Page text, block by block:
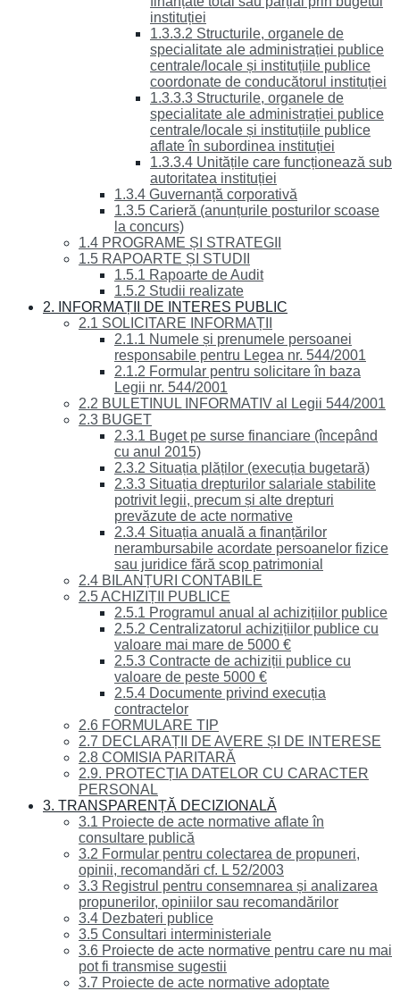
instituției
1.3.3.2 Structurile, organele de
specialitate ale administrației publice
centrale/locale și instituțiile publice
coordonate de conducătorul instituției
1.3.3.3 Structurile, organele de
specialitate ale administrației publice
centrale/locale și instituțiile publice
aflate în subordinea instituției
1.3.3.4 Unitățile care funcționează sub
autoritatea instituției
1.3.4 Guvernanță corporativă
1.3.5 Carieră (anunțurile posturilor scoase
la concurs)
1.4 PROGRAME ȘI STRATEGII
1.5 RAPOARTE ȘI STUDII
1.5.1 Rapoarte de Audit
1.5.2 Studii realizate
2. INFORMAȚII DE INTERES PUBLIC
2.1 SOLICITARE INFORMAȚII
2.1.1 Numele și prenumele persoanei
responsabile pentru Legea nr. 544/2001
2.1.2 Formular pentru solicitare în baza
Legii nr. 544/2001
2.2 BULETINUL INFORMATIV al Legii 544/2001
2.3 BUGET
2.3.1 Buget pe surse financiare (începând
cu anul 2015)
2.3.2 Situația plăților (execuția bugetară)
2.3.3 Situația drepturilor salariale stabilite
potrivit legii, precum și alte drepturi
prevăzute de acte normative
2.3.4 Situația anuală a finanțărilor
nerambursabile acordate persoanelor fizice
sau juridice fără scop patrimonial
2.4 BILANȚURI CONTABILE
2.5 ACHIZIȚII PUBLICE
2.5.1 Programul anual al achizițiilor publice
2.5.2 Centralizatorul achizițiilor publice cu
valoare mai mare de 5000 €
2.5.3 Contracte de achiziții publice cu
valoare de peste 5000 €
2.5.4 Documente privind execuția
contractelor
2.6 FORMULARE TIP
2.7 DECLARAȚII DE AVERE ȘI DE INTERESE
2.8 COMISIA PARITARĂ
2.9. PROTECȚIA DATELOR CU CARACTER
PERSONAL
3. TRANSPARENȚĂ DECIZIONALĂ
3.1 Proiecte de acte normative aflate în
consultare publică
3.2 Formular pentru colectarea de propuneri,
opinii, recomandări cf. L 52/2003
3.3 Registrul pentru consemnarea și analizarea
propunerilor, opiniilor sau recomandărilor
3.4 Dezbateri publice
3.5 Consultari interministeriale
3.6 Proiecte de acte normative pentru care nu mai
pot fi transmise sugestii
3.7 Proiecte de acte normative adoptate